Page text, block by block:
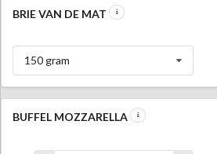
BRIE VAN DE MAT
150 gram
BUFFEL MOZZARELLA